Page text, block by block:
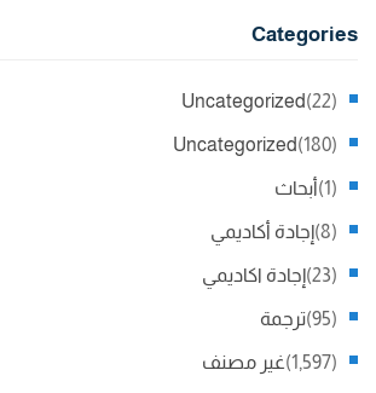
Categories
Uncategorized (22)
Uncategorized (180)
أبحاث (1)
إجادة أكاديمي (8)
إجادة اكاديمي (23)
ترجمة (95)
غير مصنف (1,597)